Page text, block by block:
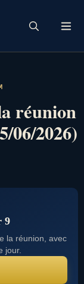
réunion
06/2026)
9
la réunion, avec
jour.